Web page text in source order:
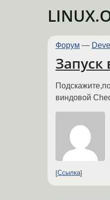
Форум —
Запуск
виндовой
Ссылка